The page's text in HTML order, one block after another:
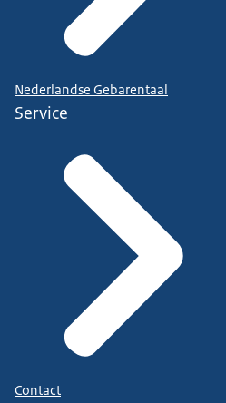
Nederlandse Gebarentaal
Service
Contact